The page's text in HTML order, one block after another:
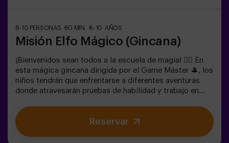
8-10 PERSONAS 60 MIN. 6-10 AÑOS
Misión Elfo Mágico (Gincana)
¡Bienvenidos sean todos a la escuela de magia! 🧙‍♀️ En
esta mágica gincana dirigida por el Game Máster 🎩, los
niños tendrán que enfrentarse a diferentes aventuras
donde atravesarán pruebas de habilidad y trabajo en
poder alcanzar una misión y saborear una dulce... muy
dulce victoria. La imaginación es capaz de atravesar las
fronteras de la magia y esta gincana llevará a los
Reservar